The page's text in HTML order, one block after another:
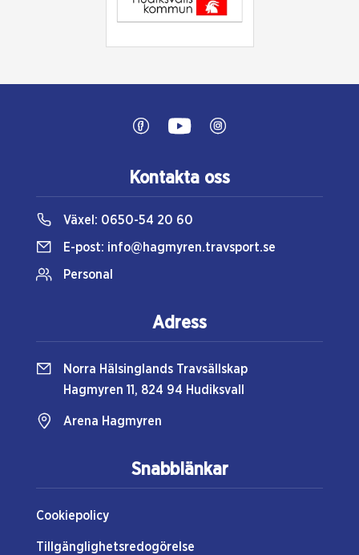
Snabblänkar
Cookiepolicy
Tillgänglighetsredogörelse
Kontakta oss
Växel: 0650-54 20 60
E-post: info@hagmyren.travsport.se
Personal
Adress
Norra Hälsinglands Travsällskap
Hagmyren 11, 824 94 Hudiksvall
Arena Hagmyren